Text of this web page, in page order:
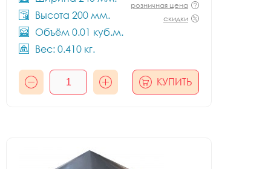
Высота 200 мм.
Объём 0.01 куб.м.
Вес: 0.410 кг.
розничная цена
скидки
КУПИТЬ